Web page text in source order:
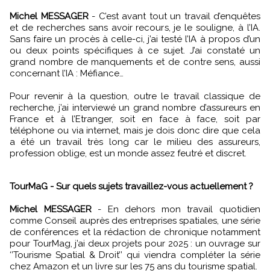
Michel MESSAGER- C’est avant tout un travail d’enquêtes
et de recherches sans avoir recours, je le souligne, à l’IA.
Sans faire un procès à celle-ci, j’ai testé l’IA à propos d’un
ou deux points spécifiques à ce sujet. J’ai constaté un
grand nombre de manquements et de contre sens, aussi
concernant l’IA : Méfiance…
Pour revenir à la question, outre le travail classique de
recherche, j’ai interviewé un grand nombre d’assureurs en
France et à l’Etranger, soit en face à face, soit par
téléphone ou via internet, mais je dois donc dire que cela
a été un travail très long car le milieu des assureurs,
profession oblige, est un monde assez feutré et discret.
TourMaG - Sur quels sujets travaillez-vous actuellement ?
Michel MESSAGER- En dehors mon travail quotidien
comme Conseil auprès des entreprises spatiales, une série
de conférences et la rédaction de chronique notamment
pour TourMag, j’ai deux projets pour 2025 : un ouvrage sur
‘’Tourisme Spatial & Droit’’ qui viendra compléter la série
chez Amazon et un livre sur les 75 ans du tourisme spatial.